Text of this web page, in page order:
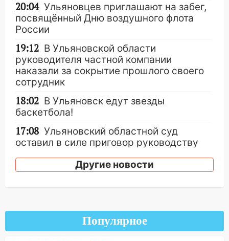
20:04 Ульяновцев приглашают на забег,
посвящённый Дню воздушного флота
России
19:12 В Ульяновской области
руководителя частной компании
наказали за сокрытие прошлого своего
сотрудник
18:02 В Ульяновск едут звезды
баскетбола!
17:08 Ульяновский областной суд
оставил в силе приговор руководству
3,2 млн рублей
В Ульяновской области убрали
Другие новости
Популярное